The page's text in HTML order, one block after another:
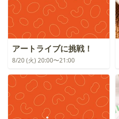
アートライブに挑戦！
8/20 (火) 20:00〜21:00